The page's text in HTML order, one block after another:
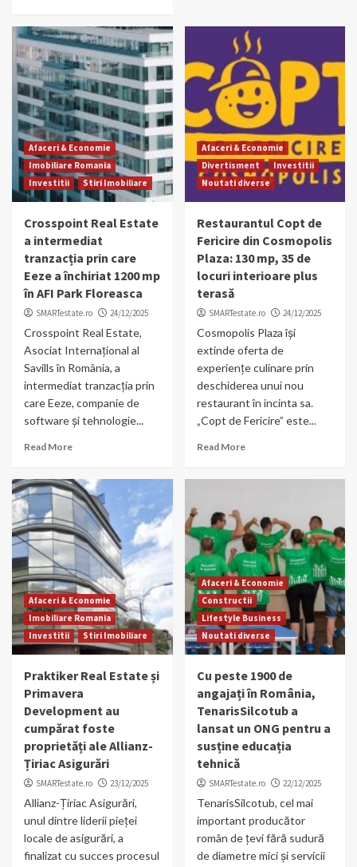
Afaceri & Economie
Imobiliare Romania
Investitii
Stiri Imobiliare
Crosspoint Real Estate
a intermediat
tranzacția prin care
Eeze a închiriat 1200 mp
în AFI Park Floreasca
SMARTestate.ro 24/12/2025
Crosspoint Real Estate,
Asociat Internațional al
Savills în România, a
intermediat tranzacția prin
care Eeze, companie de
software și tehnologie...
Read More
Afaceri & Economie
Divertisment
Investitii
Noutati diverse
Restaurantul Copt de
Fericire din Cosmopolis
Plaza: 130 mp, 35 de
locuri interioare plus
terasă
SMARTestate.ro 24/12/2025
Cosmopolis Plaza își
extinde oferta de
experiențe culinare prin
deschiderea unui nou
restaurant în incinta sa.
„Copt de Fericire” este...
Read More
Afaceri & Economie
Imobiliare Romania
Investitii
Stiri Imobiliare
Praktiker Real Estate și
Primavera
Development au
cumpărat foste
proprietăți ale Allianz-
Țiriac Asigurări
SMARTestate.ro 23/12/2025
Allianz-Țiriac Asigurări,
unul dintre liderii pieței
locale de asigurări, a
finalizat cu succes procesul
Afaceri & Economie
Constructii
Lifestyle Business
Noutati diverse
Cu peste 1900 de
angajați în România,
TenarisSilcotub a
lansat un ONG pentru a
susține educația
tehnică
SMARTestate.ro 22/12/2025
TenarisSilcotub, cel mai
important producător
român de țevi fără sudură
de diametre mici și servicii